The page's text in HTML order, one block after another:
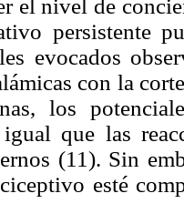
el nivel de
persistente
evocados
con la
los
que las
(11). Sin
esté